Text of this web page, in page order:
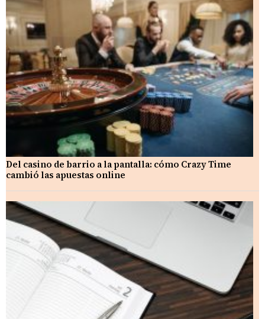
Del casino de barrio a la pantalla: cómo Crazy Time
cambió las apuestas online